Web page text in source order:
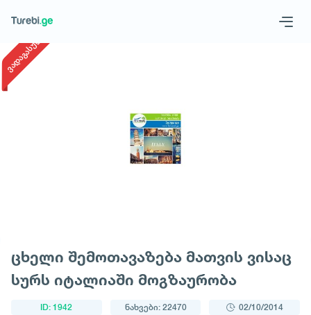
მოითხოვე ტური
ვადაგასული
ცხელი შემოთავაზება მათვის ვისაც
სურს იტალიაში მოგზაურობა
ID: 1942 ნახვები: 22470 02/10/2014